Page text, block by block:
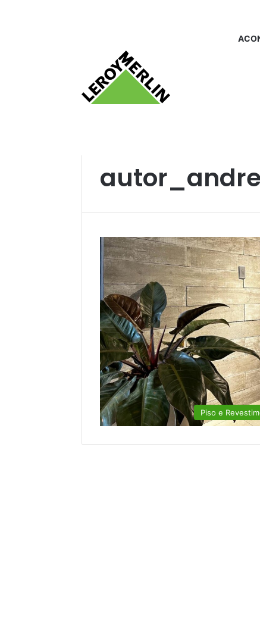
Piso e